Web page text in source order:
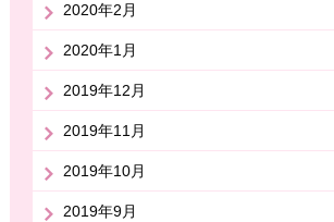
2020年2月
2020年1月
2019年12月
2019年11月
2019年10月
2019年9月